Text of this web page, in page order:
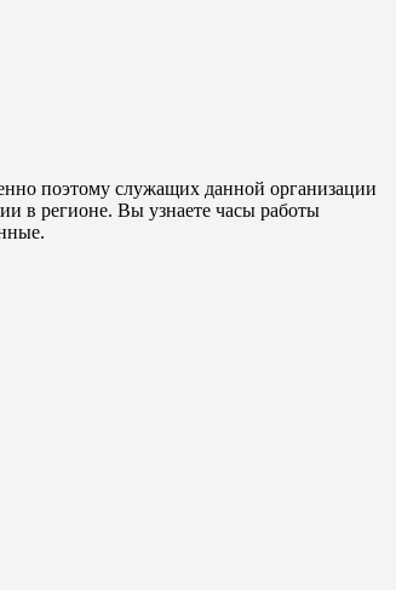
поэтому служащих данной организации
в регионе. Вы узнаете часы работы